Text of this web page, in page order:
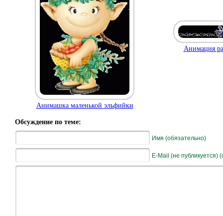
Анимашка маленькой эльфийки
Анимация
Обсуждение по теме:
Имя (обязательно)
E-Mail (не публикуется)